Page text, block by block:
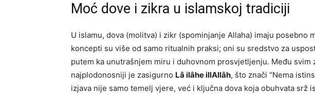
Moć dove i zikra u islamskoj tradiciji
U islamu, dova (molitva) i zikr (spominjanje Allaha) imaju posebno
koncepti su više od samo ritualnih praksi; oni su sredstvo za
putem ka unutrašnjem miru i duhovnom prosvjetljenju. Među svim
najplodonosniji je zasigurno Lâ ilâhe illAllâh, što znači “Nema
izjava nije samo temelj vjere, već i ključna dova koja obuhvata srž